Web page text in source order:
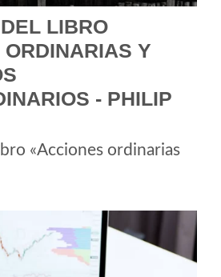
LIBRO
Y
- PHILIP
«Acciones ordinarias